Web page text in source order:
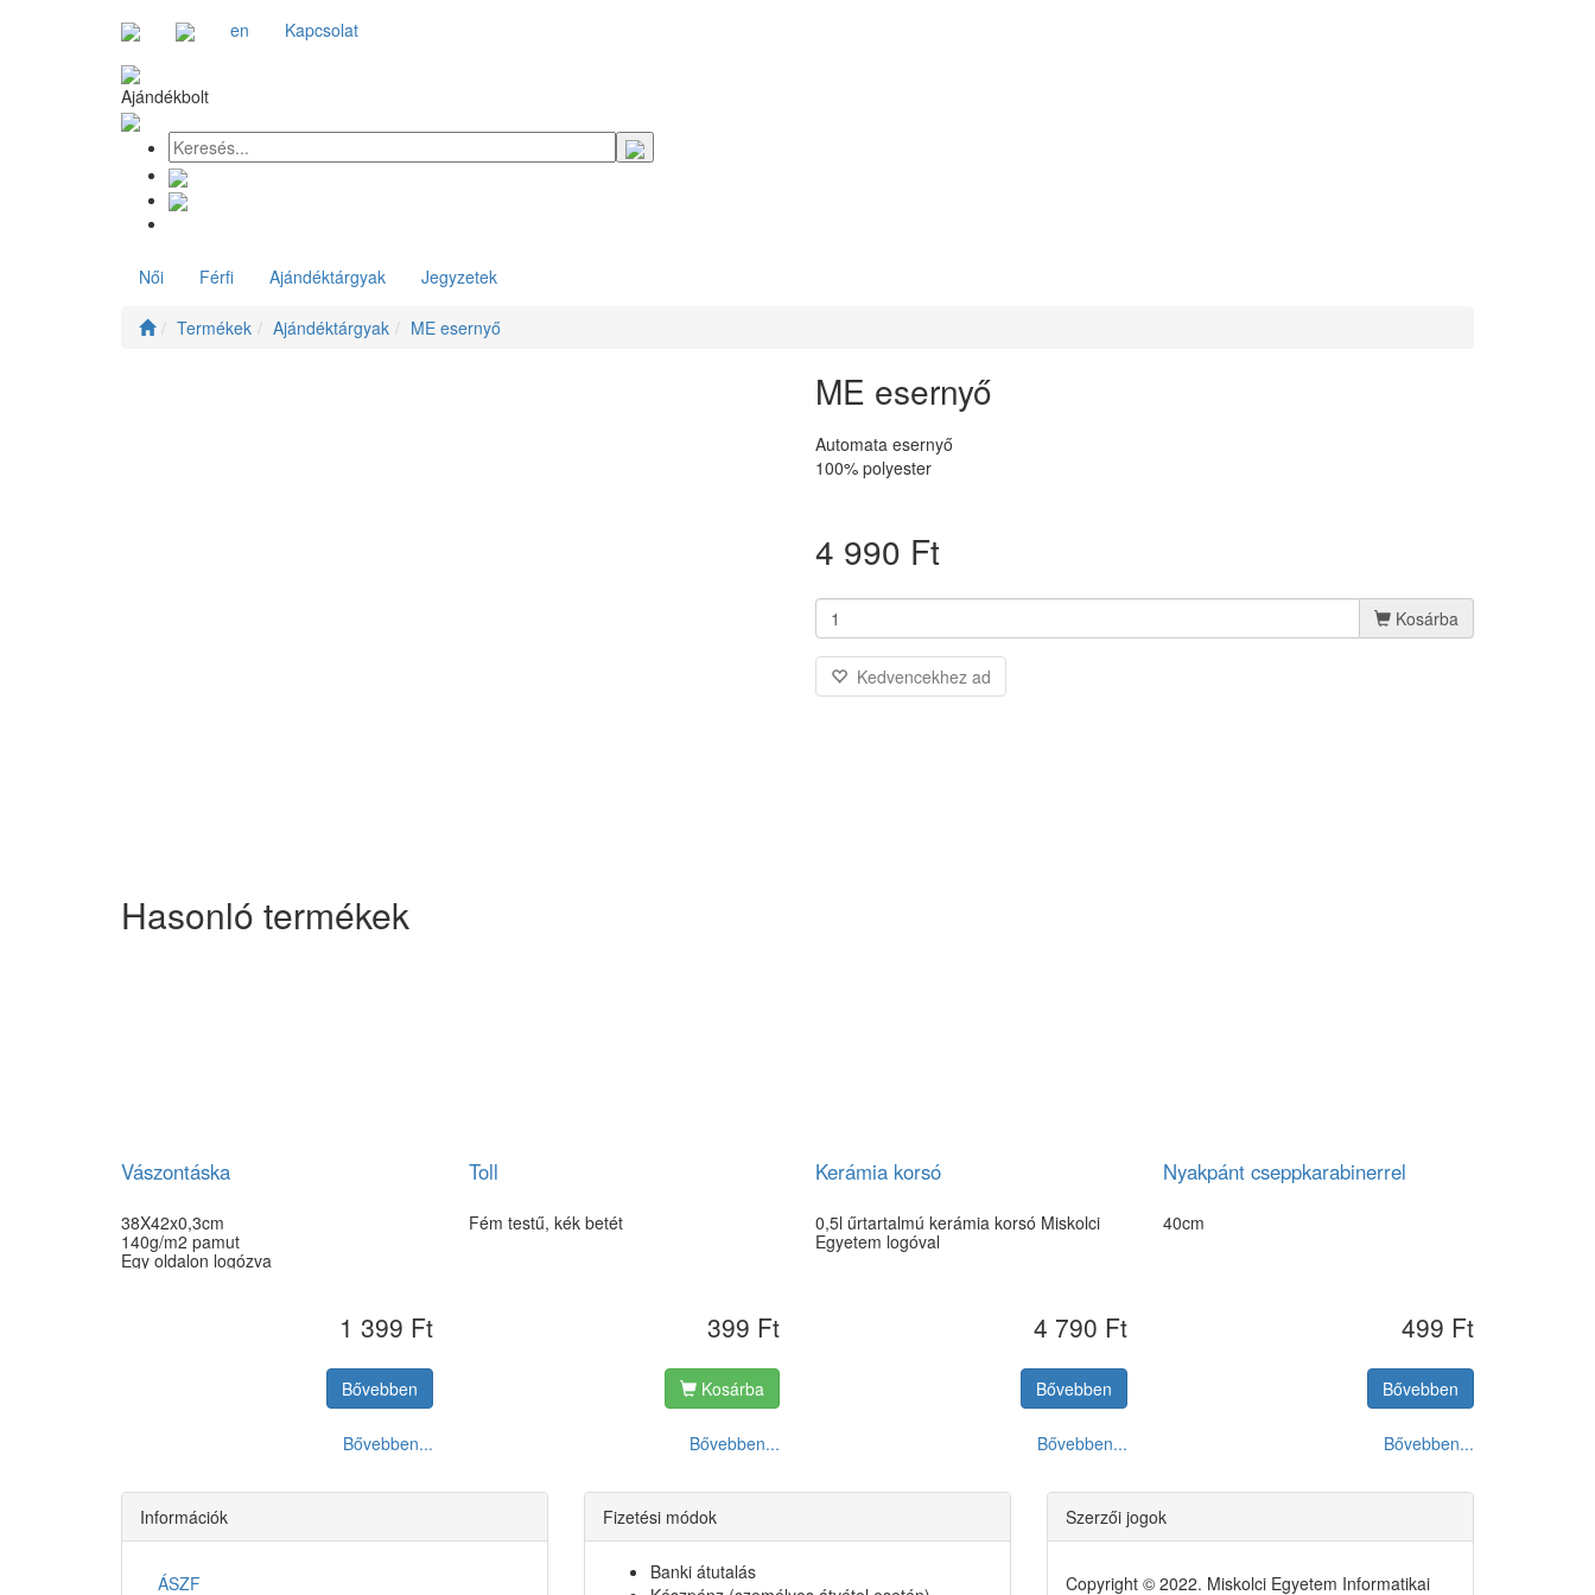
en Kapcsolat
Ajándékbolt
Női Férfi Ajándéktárgyak Jegyzetek
Termékek Ajándéktárgyak ME esernyő
ME esernyő
Automata esernyő
100% polyester
4 990 Ft
Kosárba
Kedvencekhez ad
Hasonló termékek
Vászontáska
38X42x0,3cm
140g/m2 pamut
Egy oldalon logózva
1 399 Ft
Bővebben
Bővebben...
Toll
Fém testű, kék betét
399 Ft
Kosárba
Bővebben...
Kerámia korsó
0,5l űrtartalmú kerámia korsó Miskolci
Egyetem logóval
4 790 Ft
Bővebben
Bővebben...
Nyakpánt cseppkarabinerrel
40cm
499 Ft
Bővebben
Bővebben...
Információk
ÁSZF
Fizetési módok
Banki átutalás
Szerzői jogok
Copyright © 2022. Miskolci Egyetem Informatikai